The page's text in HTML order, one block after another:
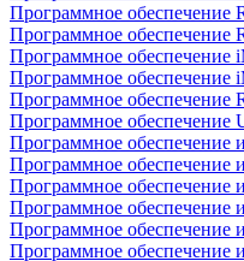
Программное обеспечение
Программное обеспечение
Программное обеспечение
Программное обеспечение
Программное обеспечение
Программное обеспечение
Программное обеспечение
Программное обеспечение
Программное обеспечение
Программное обеспечение
Программное обеспечение
Программное обеспечение